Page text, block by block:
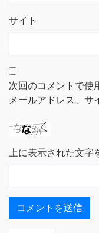
サイト
次回のコメントで使
メールアドレス、サ
上に表示された文字